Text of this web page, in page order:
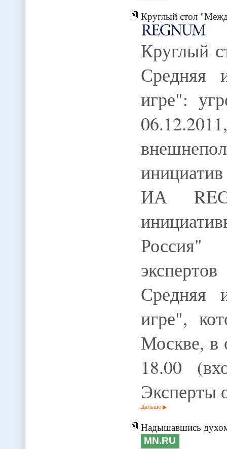
Круглый стол "Между Россией и США:
Круглый
игре":
ИА
Россия"
игре",
Москве, в
18.00
Эксперты
Дальше
Надышавшись
MN.RU